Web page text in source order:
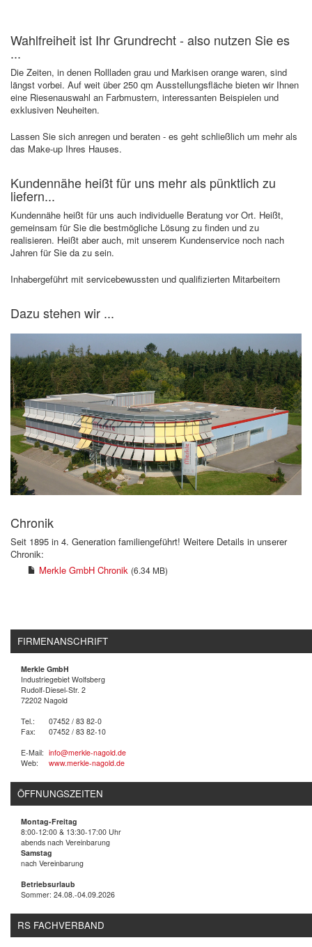
Wahlfreiheit ist Ihr Grundrecht - also nutzen Sie es
...
Die Zeiten, in denen Rollladen grau und Markisen orange waren, sind
längst vorbei. Auf weit über 250 qm Ausstellungsfläche bieten wir Ihnen
eine Riesenauswahl an Farbmustern, interessanten Beispielen und
exklusiven Neuheiten.
Lassen Sie sich anregen und beraten - es geht schließlich um mehr als
das Make-up Ihres Hauses.
Kundennähe heißt für uns mehr als pünktlich zu
liefern...
Kundennähe heißt für uns auch individuelle Beratung vor Ort. Heißt,
gemeinsam für Sie die bestmögliche Lösung zu finden und zu
realisieren. Heißt aber auch, mit unserem Kundenservice noch nach
Jahren für Sie da zu sein.
Inhabergeführt mit servicebewussten und qualifizierten Mitarbeitern
Dazu stehen wir ...
Chronik
Seit 1895 in 4. Generation familiengeführt! Weitere Details in unserer
Chronik:
Merkle GmbH Chronik (6.34 MB)
FIRMENANSCHRIFT
Merkle GmbH
Industriegebiet Wolfsberg
Rudolf-Diesel-Str. 2
72202 Nagold
Tel.:
07452 / 83 82-0
Fax:
07452 / 83 82-10
E-Mail: info@merkle-nagold.de
Web:
www.merkle-nagold.de
ÖFFNUNGSZEITEN
Montag-Freitag
8:00-12:00 & 13:30-17:00 Uhr
abends nach Vereinbarung
Samstag
nach Vereinbarung
Betriebsurlaub
Sommer: 24.08.-04.09.2026
RS FACHVERBAND